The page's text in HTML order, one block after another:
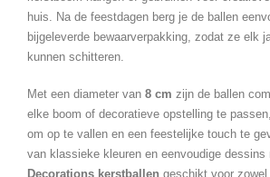
huis. Na de feestdagen berg je de ballen
bijgeleverde bewaarverpakking, zodat ze elk
kunnen schitteren.
Met een diameter van 8 cm zijn de ballen
elke boom of decoratieve opstelling te
om op te vallen en een feestelijke touch te
van klassieke kleuren en eenvoudige dessins
Decorations kerstballen geschikt voor